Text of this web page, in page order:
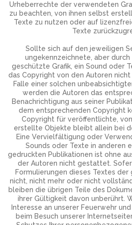
Urheberrechte der verwendeten
zu beachten, von ihnen selbst
Texte zu nutzen oder auf
Texte
Sollte sich auf den jeweiligen
ungekennzeichnete, aber
geschützte Grafik, ein Sound oder
das Copyright von den Autoren
Falle einer solchen
werden die Autoren das
Benachrichtigung aus seiner
dem entsprechenden Copyright
Copyright für veröffentlichte,
erstellte Objekte bleibt allein bei
Eine Vervielfältigung oder
Sounds oder Texte in anderen
gedruckten Publikationen ist ohne
der Autoren nicht gestattet.
Formulierungen dieses Textes
nicht, nicht mehr oder nicht
bleiben die übrigen Teile des
ihrer Gültigkeit davon unberührt.
Interesse an unserer Feuerwehr
beim Besuch unserer